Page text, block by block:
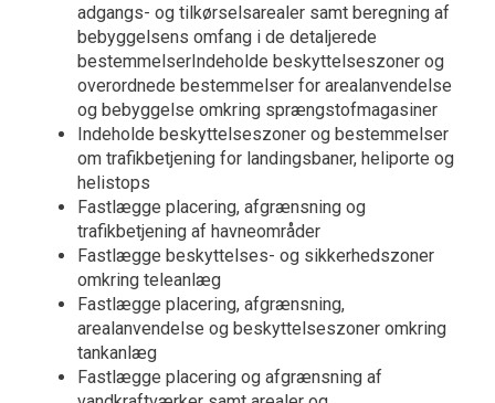
adgangs- og tilkørselsarealer samt beregning af
bebyggelsens omfang i de detaljerede
bestemmelserIndeholde beskyttelseszoner og
overordnede bestemmelser for arealanvendelse
og bebyggelse omkring sprængstofmagasiner
Indeholde beskyttelseszoner og bestemmelser
om trafikbetjening for landingsbaner, heliporte og
helistops
Fastlægge placering, afgrænsning og
trafikbetjening af havneområder
Fastlægge beskyttelses- og sikkerhedszoner
omkring teleanlæg
Fastlægge placering, afgrænsning,
arealanvendelse og beskyttelseszoner omkring
tankanlæg
Fastlægge placering og afgrænsning af